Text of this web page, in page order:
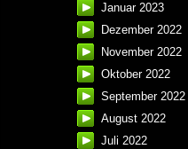
Januar 2023
Dezember 2022
November 2022
Oktober 2022
September 2022
August 2022
Juli 2022